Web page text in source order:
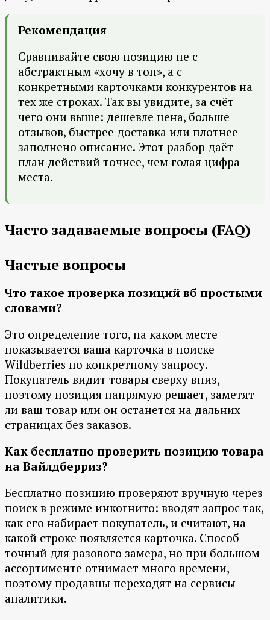
Рекомендация
Сравнивайте свою позицию не с
абстрактным «хочу в топ», а с
конкретными карточками конкурентов на
тех же строках. Так вы увидите, за счёт
чего они выше: дешевле цена, больше
отзывов, быстрее доставка или плотнее
заполнено описание. Этот разбор даёт
план действий точнее, чем голая цифра
места.
Часто задаваемые вопросы (FAQ)
Частые вопросы
Что такое проверка позиций вб простыми
словами?
Это определение того, на каком месте
показывается ваша карточка в поиске
Wildberries по конкретному запросу.
Покупатель видит товары сверху вниз,
поэтому позиция напрямую решает, заметят
ли ваш товар или он останется на дальних
страницах без заказов.
Как бесплатно проверить позицию товара
на Вайлдберриз?
Бесплатно позицию проверяют вручную через
поиск в режиме инкогнито: вводят запрос так,
как его набирает покупатель, и считают, на
какой строке появляется карточка. Способ
точный для разового замера, но при большом
ассортименте отнимает много времени,
поэтому продавцы переходят на сервисы
аналитики.